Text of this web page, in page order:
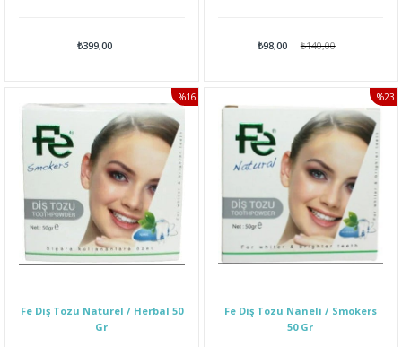
₺399,00 ₺98,00 ₺140,00
Fe Diş Tozu Naturel / Herbal 50
Gr
%16
Fe Diş Tozu Naneli / Smokers
50 Gr
%23